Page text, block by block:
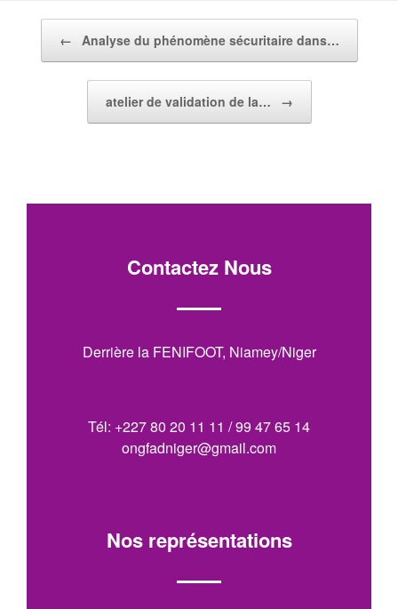
← Analyse du phénomène sécuritaire dans…
atelier de validation de la… →
Contactez Nous
Derrière la FENIFOOT, Niamey/Niger
Tél: +227 80 20 11 11 / 99 47 65 14
ongfadniger@gmail.com
Nos représentations